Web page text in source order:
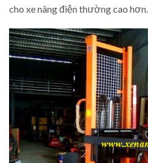
cho xe nâng điện thường cao hơn.